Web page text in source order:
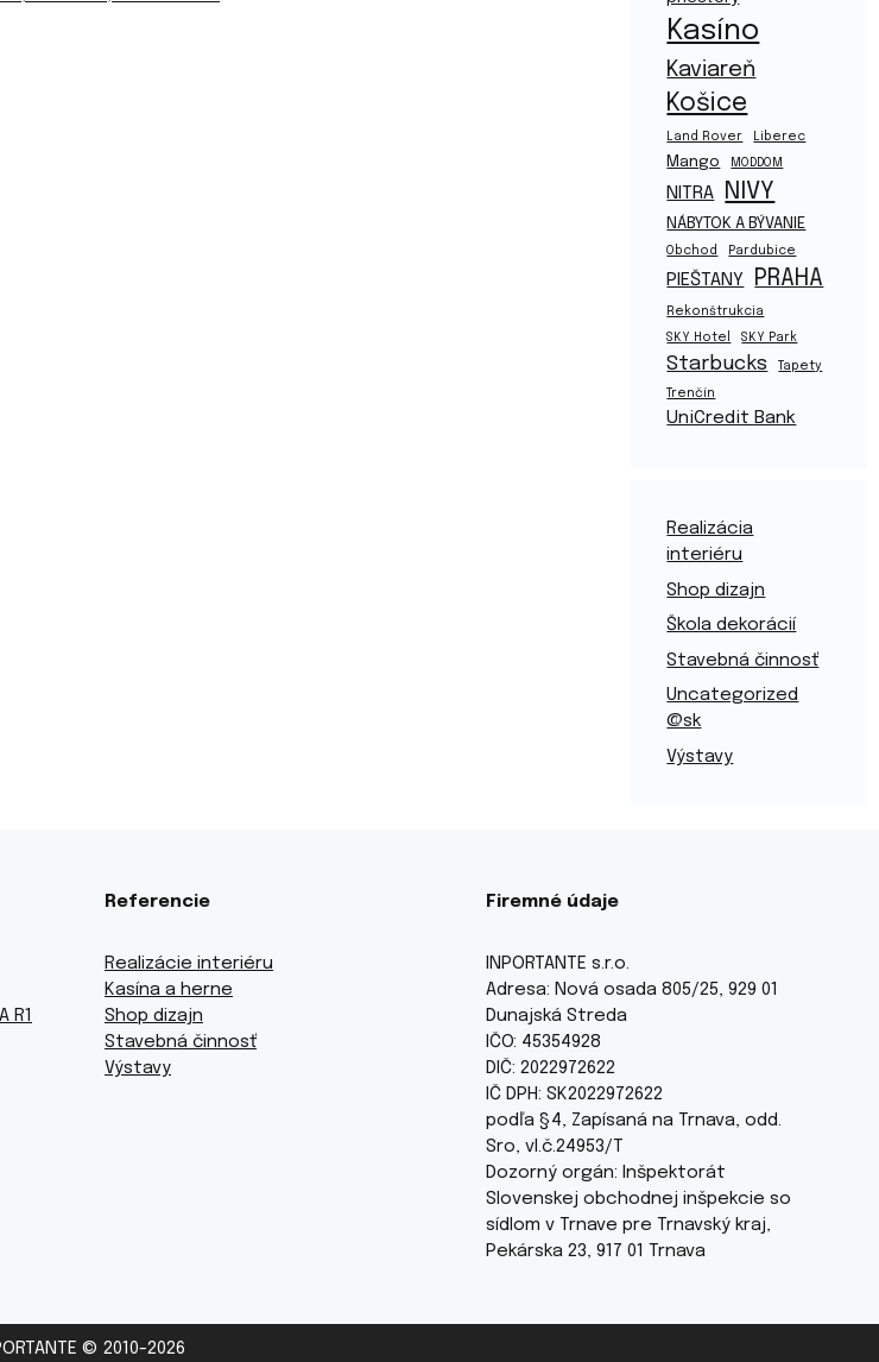
Kasíno
Kaviareň
Košice
Land Rover Liberec
Mango MODDOM
NITRA NIVY
NÁBYTOK A BÝVANIE
Obchod Pardubice
PIEŠTANY PRAHA
Rekonštrukcia
SKY Hotel
SKY Park
Starbucks Tapety
Trenčín
UniCredit Bank
Realizácia
interiéru
Shop dizajn
Škola dekorácií
Stavebná činnosť
Uncategorized
@sk
Výstavy
R1
Referencie
Realizácie interiéru
Kasína a herne
Shop dizajn
Stavebná činnosť
Výstavy
Firemné údaje
INPORTANTE s.r.o.
Adresa: Nová osada 805/25, 929 01
Dunajská Streda
IČO: 45354928
DIČ: 2022972622
IČ DPH: SK2022972622
podľa §4, Zapísaná na Trnava, odd.
Sro, vl.č.24953/T
Dozorný orgán: Inšpektorát
Slovenskej obchodnej inšpekcie so
sídlom v Trnave pre Trnavský kraj,
Pekárska 23, 917 01 Trnava
© 2010-2026